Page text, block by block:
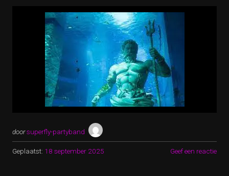
doorsuperfly-partyband
Geplaatst: 18 september 2025 Geef een reactie